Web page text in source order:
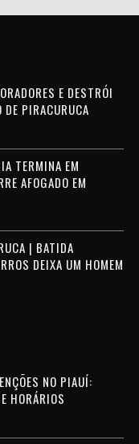
E DESTRÓI
DE PIRACURUCA
TERMINA EM
AFOGADO EM
| BATIDA
DEIXA UM HOMEM
NO PIAUÍ:
HORÁRIOS